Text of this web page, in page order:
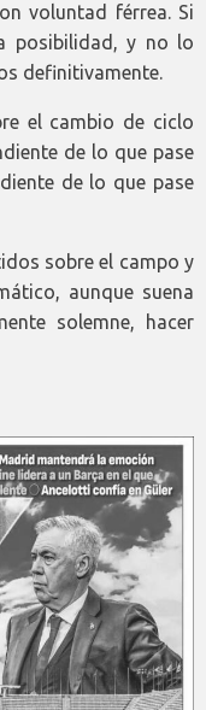
voluntad férrea. Si
posibilidad, y no lo
definitivamente.
el cambio de ciclo
de lo que pase
de lo que pase
sobre el campo y
aunque suena
solemne, hacer